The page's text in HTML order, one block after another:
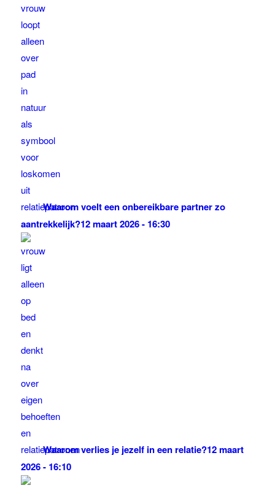
Waarom voelt een onbereikbare partner zo
aantrekkelijk?12 maart 2026 - 16:30
Waarom verlies je jezelf in een relatie?12 maart
2026 - 16:10